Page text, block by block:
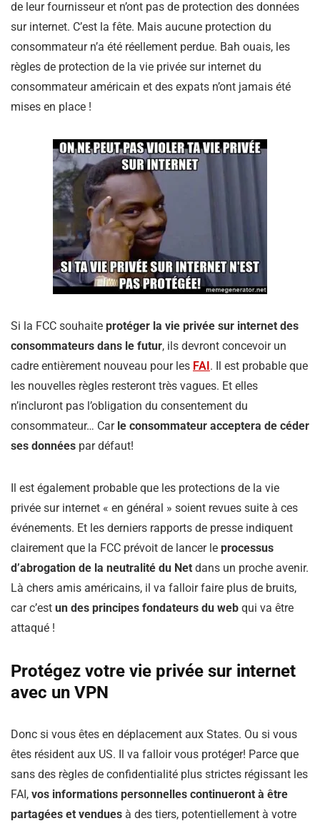
de leur fournisseur et n’ont pas de protection des données
sur internet. C’est la fête. Mais aucune protection du
consommateur n’a été réellement perdue. Bah ouais, les
règles de protection de la vie privée sur internet du
consommateur américain et des expats n’ont jamais été
mises en place !
Si la FCC souhaite protéger la vie privée sur internet des
consommateurs dans le futur, ils devront concevoir un
cadre entièrement nouveau pour les FAI. Il est probable que
les nouvelles règles resteront très vagues. Et elles
n’incluront pas l’obligation du consentement du
consommateur… Car le consommateur acceptera de céder
ses données par défaut!
Il est également probable que les protections de la vie
privée sur internet « en général » soient revues suite à ces
événements. Et les derniers rapports de presse indiquent
clairement que la FCC prévoit de lancer le processus
d’abrogation de la neutralité du Net dans un proche avenir.
Là chers amis américains, il va falloir faire plus de bruits,
car c’est un des principes fondateurs du web qui va être
attaqué !
Protégez votre vie privée sur internet
avec un VPN
Donc si vous êtes en déplacement aux States. Ou si vous
êtes résident aux US. Il va falloir vous protéger! Parce que
sans des règles de confidentialité plus strictes régissant les
FAI, vos informations personnelles continueront à être
partagées et vendues à des tiers, potentiellement à votre